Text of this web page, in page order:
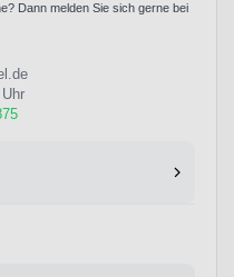
Dann melden Sie sich gerne bei